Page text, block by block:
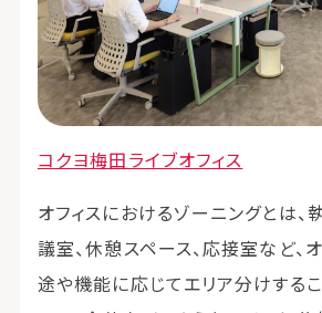
コクヨ梅田ライブオフィス
オフィスにおけるゾーニングとは、
議室、休憩スペース、応接室など、
途や機能に応じてエリア分けするこ